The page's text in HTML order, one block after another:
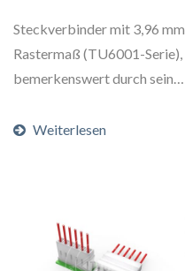
Steckverbinder mit 3,96 mm
Rastermaß (TU6001-Serie),
bemerkenswert durch seine
Weiterlesen